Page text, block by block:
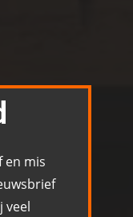
en mis
veel